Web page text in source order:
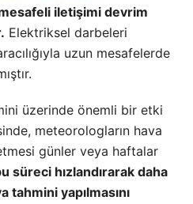
iletişimi devrim
Elektriksel darbeleri
uzun mesafelerde
üzerinde önemli bir etki
meteorologların hava
günler veya haftalar
süreci hızlandırarak daha
tahmini yapılmasını